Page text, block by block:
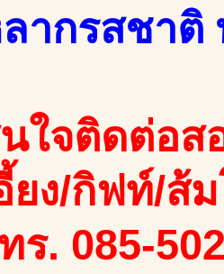
ากรสชาติ
ใจติดต่อส
ยง/กิฟท์/ส้
ร. 085-